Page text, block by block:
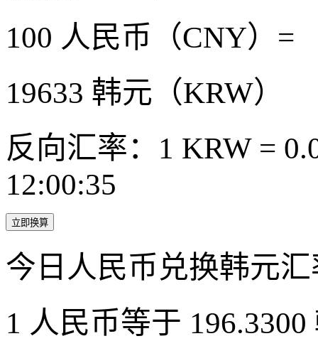
100 人民币（CNY）=
19633 韩元（KRW）
反向汇率：1 KRW =
12:00:35
立即换算
今日人民币兑换韩元
1 人民币等于